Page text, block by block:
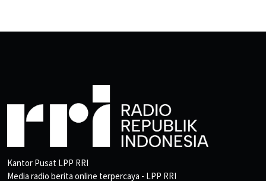
Kantor Pusat LPP RRI
Media radio berita online terpercaya - LPP RRI